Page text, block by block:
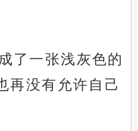
了一张浅灰色的
再没有允许自己